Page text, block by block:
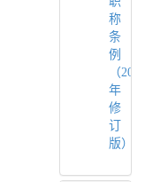
称
条
例
（2022
年
修
订
版）